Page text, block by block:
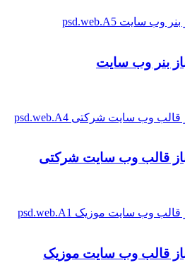
باز بنر وب سایت
باز قالب وب سایت شرکتی
باز قالب وب سایت موزیک